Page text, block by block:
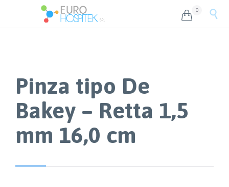
 0 
Pinza tipo De
Bakey – Retta 1,5
mm 16,0 cm